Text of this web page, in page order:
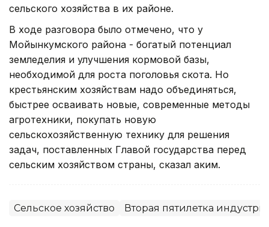
сельского хозяйства в их районе.
В ходе разговора было отмечено, что у
Мойынкумского района - богатый потенциал
земледелия и улучшения кормовой базы,
необходимой для роста поголовья скота. Но
крестьянским хозяйствам надо объединяться,
быстрее осваивать новые, современные методы
агротехники, покупать новую
сельскохозяйственную технику для решения
задач, поставленных Главой государства перед
сельским хозяйством страны, сказал аким.
Сельское хозяйство Вторая пятилетка